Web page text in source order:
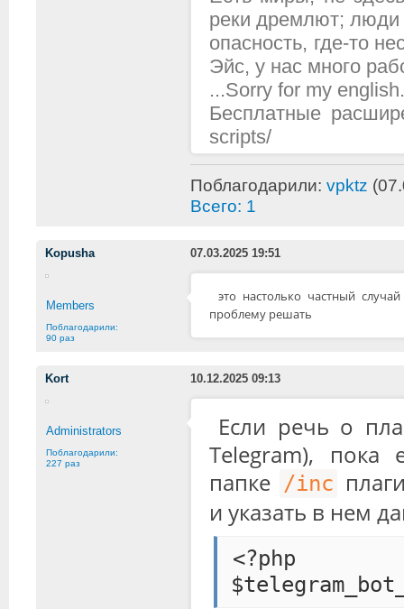
реки дремлют; люди
опасность, где-то
Эйс, у нас много
...Sorry for my
Бесплатные
scripts/
Поблагодарили: vpktz
Всего: 1
Kopusha 07.03.2025 19:51
Members
Поблагодарили:
90 раз
это настолько частный
проблему решать
Kort 10.12.2025 09:13
Administrators
Поблагодарили:
227 раз
Если речь о
Telegram), пока
папке /inc
и указать в нем
<?php